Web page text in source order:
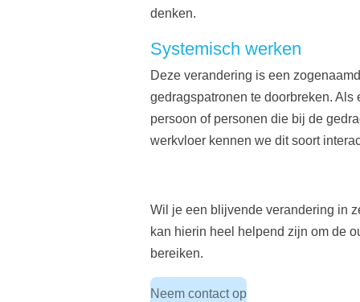
denken.
Systemisch werken
Deze verandering is een
gedragspatronen te doorbreken.
persoon of personen die bij de
werkvloer kennen we dit soort
Wil je een blijvende verandering in
kan hierin heel helpend zijn om de
bereiken.
Neem contact op